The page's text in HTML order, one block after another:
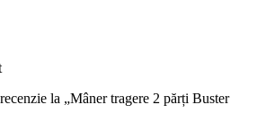
la „Mâner tragere 2 părți Buster